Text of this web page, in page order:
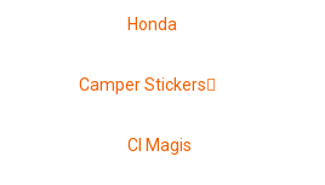
Honda
Camper Stickers
CI Magis